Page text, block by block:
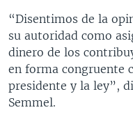
“Disentimos de la
su autoridad como
dinero de los
en forma congruente
presidente y la ley”,
Semmel.